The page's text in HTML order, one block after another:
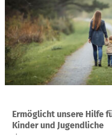
Ermöglicht unsere Hilfe
Kinder und Jugendliche
Ein Projekt in München,
27 68 %